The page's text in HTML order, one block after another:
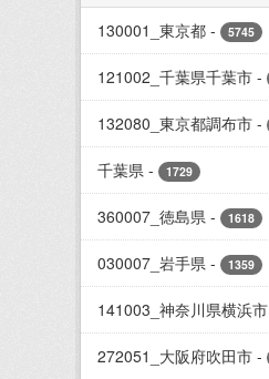
130001_東京都 - 5745
121002_千葉県千葉市 -
132080_東京都調布市 -
千葉県 - 1729
360007_徳島県 - 1618
030007_岩手県 - 1359
141003_神奈川県横浜市
272051_大阪府吹田市 -